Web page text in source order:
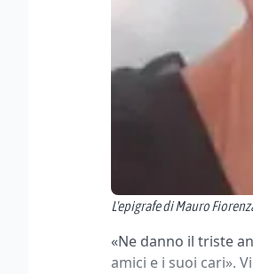
L'epigrafe di Mauro
«Ne danno il triste
amici e i suoi cari».